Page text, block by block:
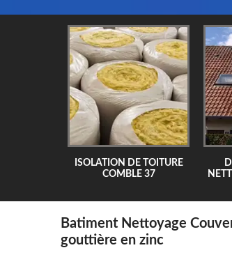
ISOLATION DE TOITURE
COMBLE 37
Batiment Nettoyage
gouttière en zinc